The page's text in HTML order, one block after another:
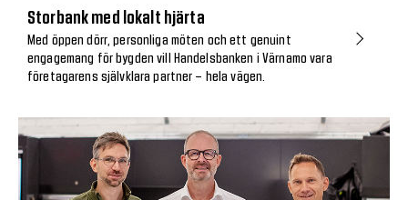
Storbank med lokalt hjärta
Med öppen dörr, personliga möten och ett genuint
engagemang för bygden vill Handelsbanken i Värnamo vara
företagarens självklara partner – hela vägen.